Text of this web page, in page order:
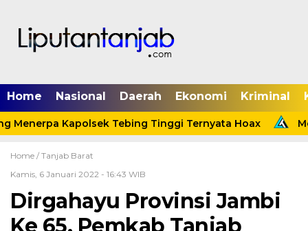
Home Nasional Daerah Ekonomi Kriminal
Kapolsek Tebing Tinggi Ternyata Hoax
Home / Tanjab Barat
Kamis, 6 Januari 2022 - 16:43 WIB
Dirgahayu Provinsi Jambi
Ke 65, Pemkab Tanjab